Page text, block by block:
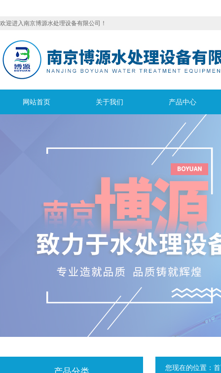
欢迎进入南京博源水处理设备有限公司！
网站首页 关于我们 产品中心
您现在的位置：